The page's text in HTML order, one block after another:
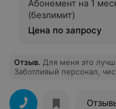
Абонемент на 1
(безлимит)
Цена по запросу
Отзыв. Для меня это
Заботливый персонал,